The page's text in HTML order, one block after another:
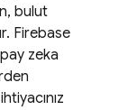
bulut
Firebase
zeka